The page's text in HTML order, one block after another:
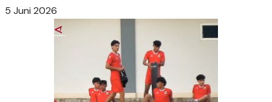
5 Juni 2026